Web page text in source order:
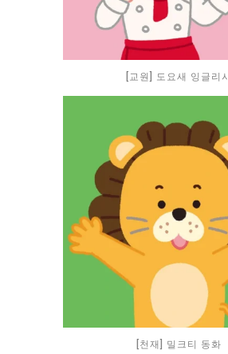
[교원] 도요새 잉글리시
[천재] 밀크티 동화